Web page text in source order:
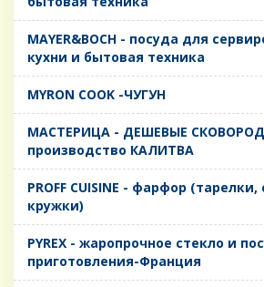
MAYER&BOCH - посуда для
кухни и бытовая техника
MYRON COOK -ЧУГУН
MАСТЕРИЦА - ДЕШЕВЫЕ
производство КАЛИТВА
PROFF CUISINE - фарфор
кружки)
PYREX - жаропрочное стекло и
приготовления-Франция